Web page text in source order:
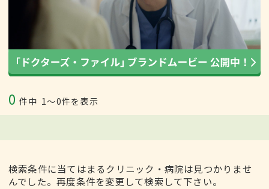
0 件中 1〜0件を表示
検索条件に当てはまるクリニック・病院は見つかりませ
んでした。再度条件を変更して検索して下さい。